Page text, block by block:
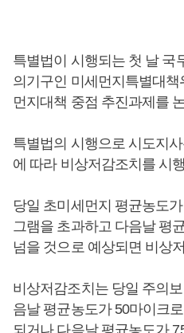
특별법이 시행되는 첫 날 국
의기구인 미세먼지특별대책
먼지대책 중점 추진과제를
특별법의 시행으로 시도지
에 따라 비상저감조치를 시
당일 초미세먼지 평균농도
그램을 초과하고 다음날 평
넘을 것으로 예상되면 비상
비상저감조치는 당일 주의
음날 평균농도가 50마이크